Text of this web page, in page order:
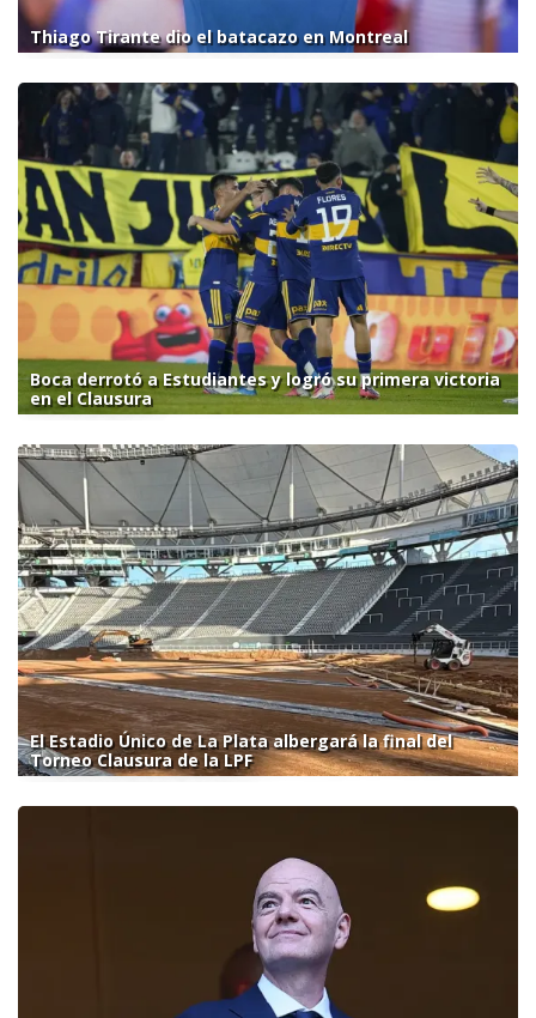
Thiago Tirante dio el batacazo en Montreal
Boca derrotó a Estudiantes y logró su primera victoria
en el Clausura
El Estadio Único de La Plata albergará la final del
Torneo Clausura de la LPF